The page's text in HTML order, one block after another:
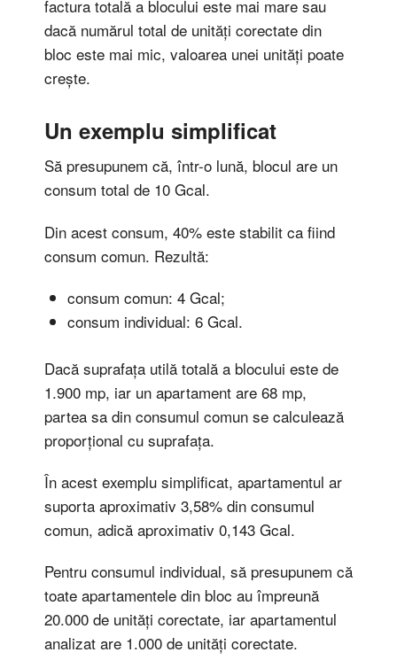
factura totală a blocului este mai mare sau
dacă numărul total de unități corectate din
bloc este mai mic, valoarea unei unități poate
crește.
Un exemplu simplificat
Să presupunem că, într-o lună, blocul are un
consum total de 10 Gcal.
Din acest consum, 40% este stabilit ca fiind
consum comun. Rezultă:
consum comun: 4 Gcal;
consum individual: 6 Gcal.
Dacă suprafața utilă totală a blocului este de
1.900 mp, iar un apartament are 68 mp,
partea sa din consumul comun se calculează
proporțional cu suprafața.
În acest exemplu simplificat, apartamentul ar
suporta aproximativ 3,58% din consumul
comun, adică aproximativ 0,143 Gcal.
Pentru consumul individual, să presupunem că
toate apartamentele din bloc au împreună
20.000 de unități corectate, iar apartamentul
analizat are 1.000 de unități corectate.